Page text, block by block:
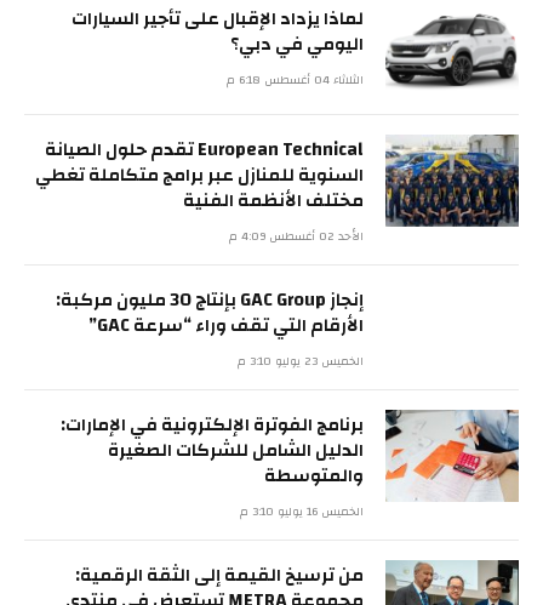
لماذا يزداد الإقبال على تأجير السيارات
اليومي في دبي؟
الثلاثاء 04 أغسطس 6:18 م
European Technical تقدم حلول الصيانة
السنوية للمنازل عبر برامج متكاملة تغطي
مختلف الأنظمة الفنية
الأحد 02 أغسطس 4:09 م
إنجاز GAC Group بإنتاج 30 مليون مركبة:
الأرقام التي تقف وراء “سرعة GAC”
الخميس 23 يوليو 3:10 م
برنامج الفوترة الإلكترونية في الإمارات:
الدليل الشامل للشركات الصغيرة
والمتوسطة
الخميس 16 يوليو 3:10 م
من ترسيخ القيمة إلى الثقة الرقمية: